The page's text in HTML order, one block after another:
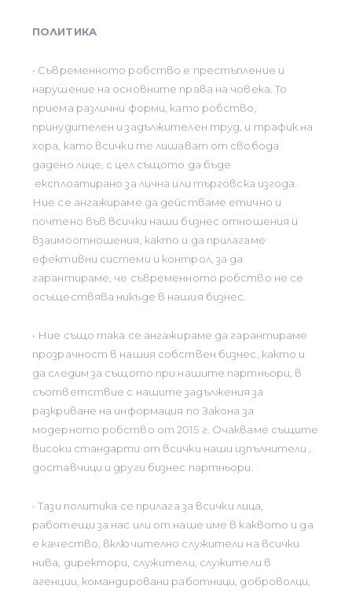
ПОЛИТИКА
• Съвременното робство е престъпление и
нарушение на основните права на човека. То
приема различни форми, като робство,
принудителен и задължителен труд, и трафик на
хора, като всички те лишават от свобода
дадено лице, с цел същото да бъде
експлоатирано за лична или търговска изгода.
Ние се ангажираме да действаме етично и
почтено във всички наши бизнес отношения и
взаимоотношения, както и да прилагаме
ефективни системи и контрол, за да
гарантираме, че съвременното робство не се
осъществява никъде в нашия бизнес.
• Ние също така се ангажираме да гарантираме
прозрачност в нашия собствен бизнес, както и
да следим за същото при нашите партньори, в
съответствие с нашите задължения за
разкриване на информация по Закона за
модерното робство от 2015 г. Очакваме същите
високи стандарти от всички наши изпълнители ,
доставчици и други бизнес партньори.
• Тази политика се прилага за всички лица,
работещи за нас или от наше име в каквото и да
е качество, включително служители на всички
нива, директори, служители, служители в
агенции, командировани работници, доброволци,